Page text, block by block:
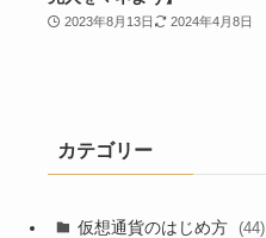
2023年8月13日 2024年4月8日
カテゴリー
仮想通貨のはじめ方 (44)